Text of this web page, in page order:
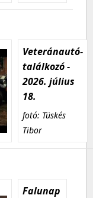
Veteránautó-
találkozó -
2026. július
18.
fotó: Tüskés
Tibor
Falunap